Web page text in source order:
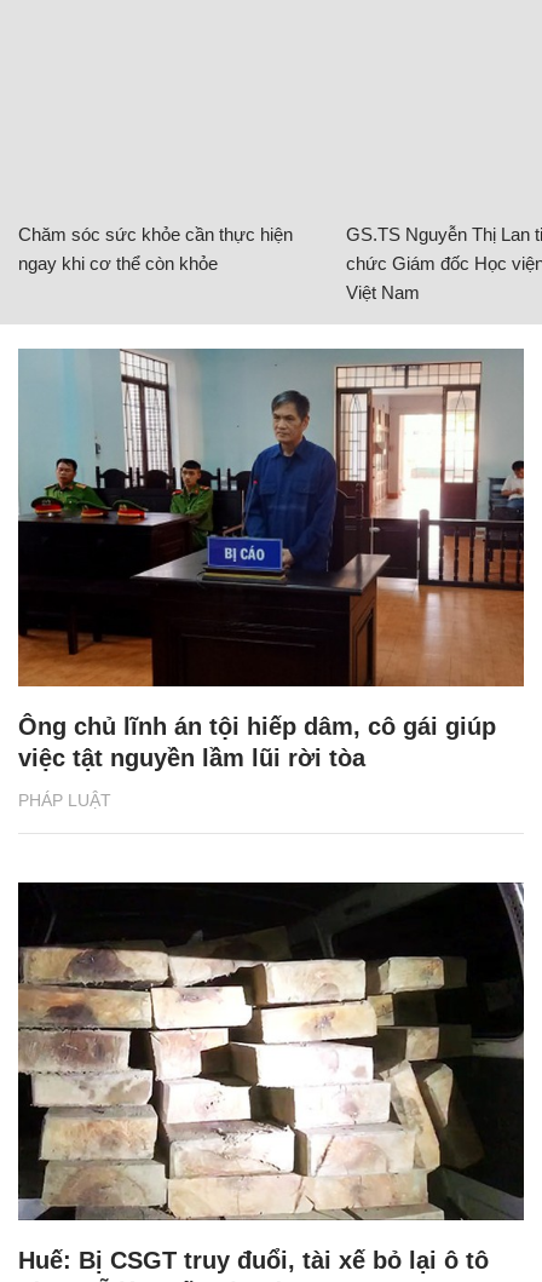
Chăm sóc sức khỏe cần thực hiện
ngay khi cơ thể còn khỏe
GS.TS Nguyễn Thị Lan
chức Giám đốc Học
Việt Nam
PHÁP LUẬT
Ông chủ lĩnh án tội hiếp dâm, cô gái giúp
việc tật nguyền lầm lũi rời tòa
Huế: Bị CSGT truy đuổi, tài xế bỏ lại ô tô